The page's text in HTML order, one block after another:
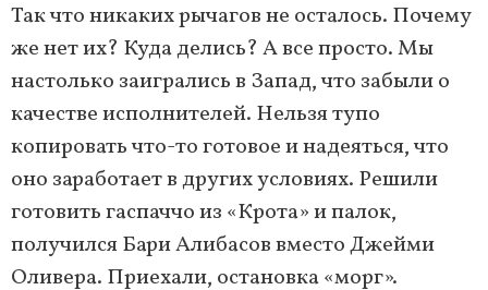
Так что никаких рычагов не осталось. Почему
же нет их? Куда делись? А все просто. Мы
настолько заигрались в Запад, что забыли о
качестве исполнителей. Нельзя тупо
копировать что-то готовое и надеяться, что
оно заработает в других условиях. Решили
готовить гаспаччо из «Крота» и палок,
получился Бари Алибасов вместо Джейми
Оливера. Приехали, остановка «морг».